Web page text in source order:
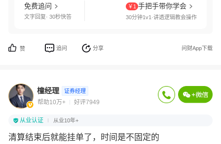
免费追问
文字回复· 30秒快答
￥1 手把手带你学会
30分钟1v1·讲透逻辑教会操作
赞 追问 分享 问财App下载
橦经理 证券经理
帮助10万+ 好评7949
从业认证 从业10年+
清算结束后就能挂单了，时间是不固定的